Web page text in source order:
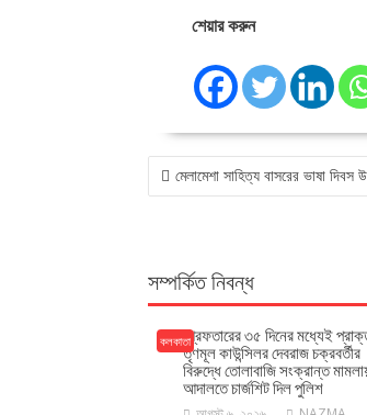
শেয়ার করুন
POST
NAVIGATION
মেলামেশা সাহিত্য বাসরের ভাষা দিবস
সম্পর্কিত নিবন্ধ
কলকাতাগ্রেফতারের ৩৫ দিনের মধ্যেই
তৃণমূল কাউন্সিলর দেবরাজ চক্রবর্তীর
বিরুদ্ধে তোলাবাজি সংক্রান্ত
আদালতে চার্জশিট দিল পুলিশ